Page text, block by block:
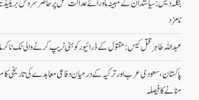
نامزد
عبداللہ طاہر قتل کیس: مقتول کے ڈرائیور کو ہنی ٹریپ کرنے والی ٹک ٹاکر
پاکستان، سعودی عرب اور ترکیہ کے درمیان دفاعی معاہدے کی تاریخی
منانے کا فیصلہ